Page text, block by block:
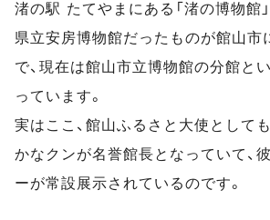
渚の駅 たてやまにある「渚の博物館
県立安房博物館だったものが館山市
で、現在は館山市立博物館の分館と
っています。
実はここ、館山ふるさと大使として
かなクンが名誉館長となっていて、
ーが常設展示されているのです。